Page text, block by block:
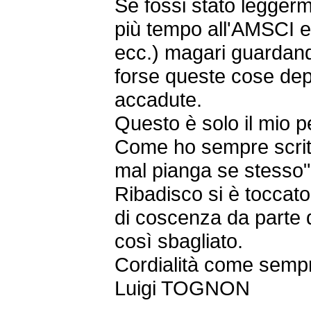
Se fossi stato
più tempo all'AMSCI
ecc.) magari
forse queste cose
accadute.
Questo è solo il mio
Come ho sempre
mal pianga se
Ribadisco si è
di coscenza da parte
così sbagliato.
Cordialità come
Luigi TOGNON